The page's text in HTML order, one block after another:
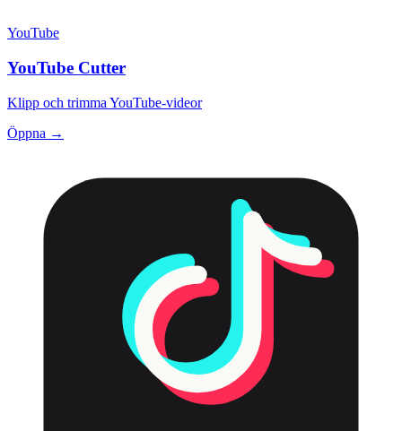
YouTube
YouTube Cutter
Klipp och trimma YouTube-videor
Öppna →